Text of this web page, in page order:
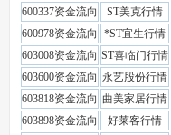
600337资金流向
ST美克行情
600978资金流向
*ST宜生行情
603008资金流向 ST喜临门行情
603600资金流向 永艺股份行情
603818资金流向 曲美家居行情
603898资金流向
好莱客行情